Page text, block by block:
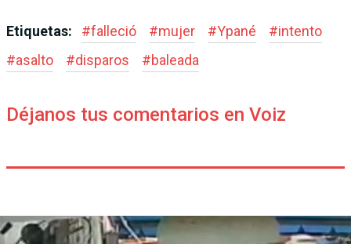
Etiquetas: #falleció #mujer #Ypané #intento
#asalto #disparos #baleada
Déjanos tus comentarios en Voiz